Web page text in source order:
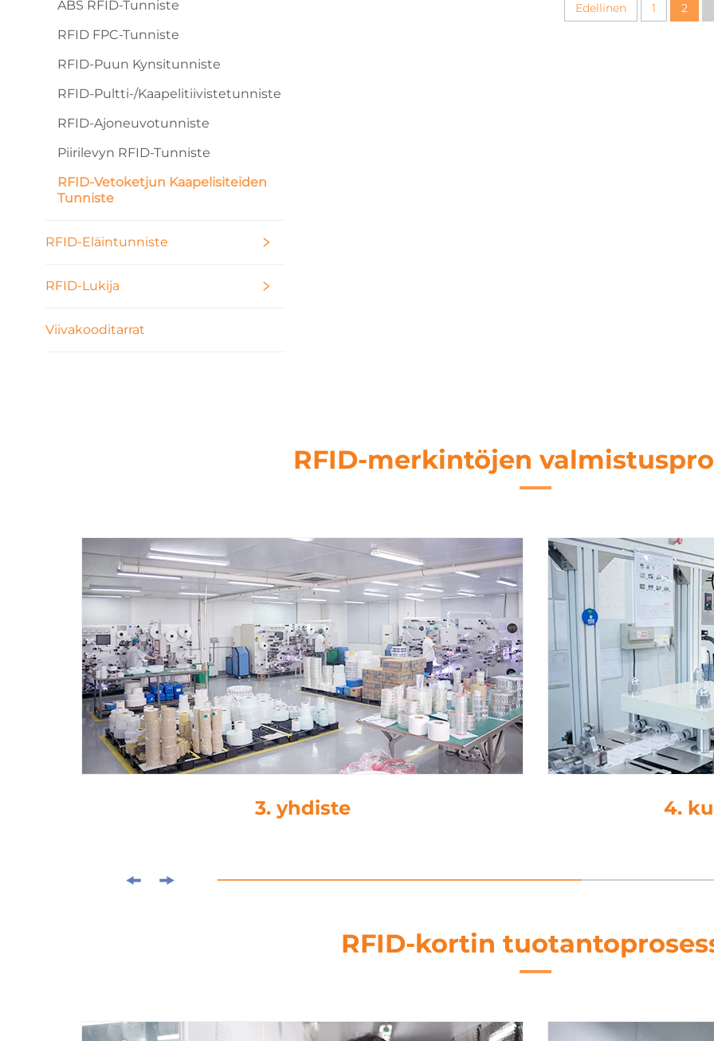
ABS RFID-Tunniste
RFID FPC-Tunniste
RFID-Puun Kynsitunniste
RFID-Pultti-/kaapelitiivistetunniste
RFID-Ajoneuvotunniste
Piirilevyn RFID-Tunniste
RFID-Vetoketjun Kaapelisiteiden
Tunniste
RFID-Eläintunniste
RFID-Lukija
Viivakooditarrat
Edellinen 1 2
RFID-merkintöjen
3. yhdiste 4.
RFID-kortin